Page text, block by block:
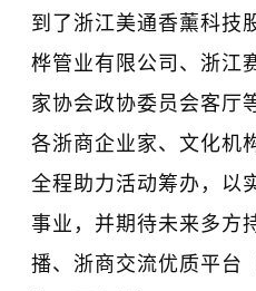
到了浙江美通香薰科技
桦管业有限公司、浙江
家协会政协委员会客厅
各浙商企业家、文化机
全程助力活动筹办，以
事业，并期待未来多方
播、浙商交流优质平台